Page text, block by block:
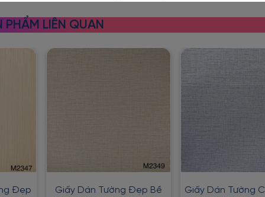
PHẨM LIÊN QUAN
Đẹp
Giấy Dán Tường Đẹp Bề
Giấy Dán Tường